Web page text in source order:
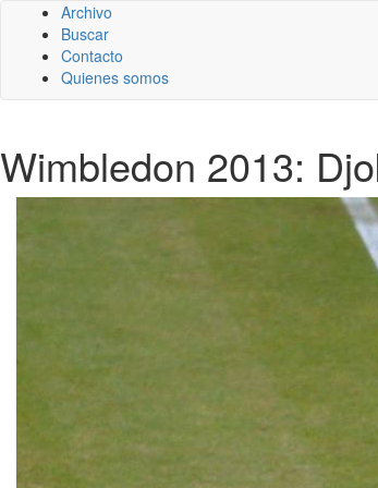
Archivo
Buscar
Contacto
Quienes somos
Wimbledon 2013: